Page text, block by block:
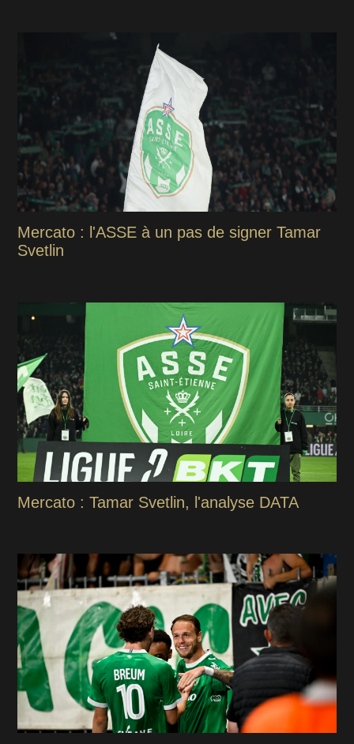
Mercato : l'ASSE à un pas de signer Tamar
Svetlin
Mercato : Tamar Svetlin, l'analyse DATA